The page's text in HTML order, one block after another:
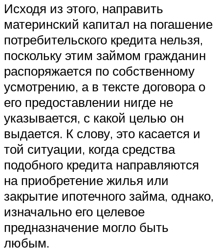
Исходя из этого, направить
материнский капитал на погашение
потребительского кредита нельзя,
поскольку этим займом гражданин
распоряжается по собственному
усмотрению, а в тексте договора о
его предоставлении нигде не
указывается, с какой целью он
выдается. К слову, это касается и
той ситуации, когда средства
подобного кредита направляются
на приобретение жилья или
закрытие ипотечного займа, однако,
изначально его целевое
предназначение могло быть
любым.